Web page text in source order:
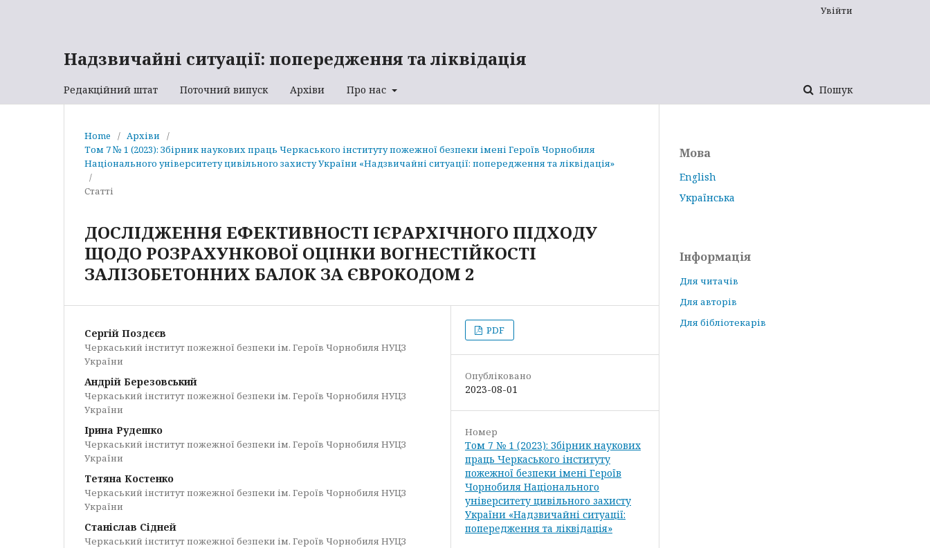
Надзвичайні ситуації: попередження та ліквідація
Редакційний штат Поточний випуск Архіви Про нас Пошук
Увійти
Home / Архіви
/
Том 7 № 1 (2023): Збірник наукових праць Черкаського інституту пожежної безпеки імені Героїв Чорнобиля
Національного університету цивільного захисту України «Надзвичайні ситуації: попередження та ліквідація»
/
Статті
ДОСЛІДЖЕННЯ ЕФЕКТИВНОСТІ ІЄРАРХІЧНОГО ПІДХОДУ
ЩОДО РОЗРАХУНКОВОЇ ОЦІНКИ ВОГНЕСТІЙКОСТІ
ЗАЛІЗОБЕТОННИХ БАЛОК ЗА ЄВРОКОДОМ 2
Сергій Поздєєв
Черкаський інститут пожежної безпеки ім. Героїв Чорнобиля НУЦЗ
України
Андрій Березовський
Черкаський інститут пожежної безпеки ім. Героїв Чорнобиля НУЦЗ
України
Ірина Рудешко
Черкаський інститут пожежної безпеки ім. Героїв Чорнобиля НУЦЗ
України
Тетяна Костенко
Черкаський інститут пожежної безпеки ім. Героїв Чорнобиля НУЦЗ
України
Станіслав Сідней
Черкаський інститут пожежної безпеки ім. Героїв Чорнобиля НУЦЗ
PDF
Опубліковано
2023-08-01
Номер
Том 7 № 1 (2023): Збірник наукових
праць Черкаського інституту
пожежної безпеки імені Героїв
Чорнобиля Національного
університету цивільного захисту
України «Надзвичайні ситуації:
попередження та ліквідація»
Мова
English
Українська
Інформація
Для читачів
Для авторів
Для бібліотекарів